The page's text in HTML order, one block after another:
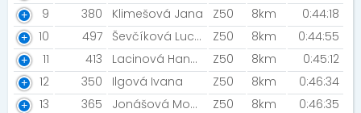
9
380 Klimešová Jana Z50 8km
0:44:18
10
497 Ševčíková Lucie [Bez hranic] Z50 8km
0:44:55
11
413 Lacinová Hana [ZFP2024] Z50 8km
0:45:12
12
350 Ilgová Ivana Z50 8km
0:46:34
13
365 Jonášová Monika Z50 8km
0:46:35